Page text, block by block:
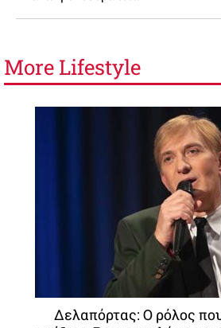
More Lifestyle
Δελαπόρτας: Ο ρόλος